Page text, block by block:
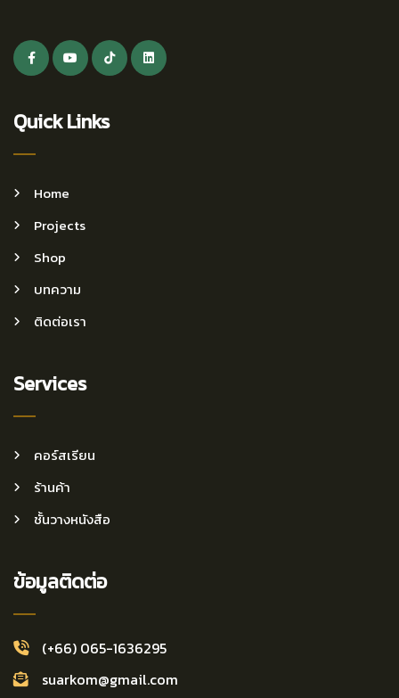
Quick Links
Home
Projects
Shop
บทความ
ติดต่อเรา
Services
คอร์สเรียน
ร้านค้า
ชั้นวางหนังสือ
ข้อมูลติดต่อ
(+66) 065-1636295
suarkom@gmail.com